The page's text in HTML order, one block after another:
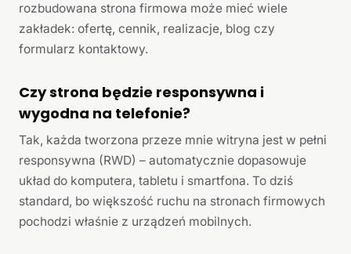
rozbudowana strona firmowa może mieć wiele
zakładek: ofertę, cennik, realizacje, blog czy
formularz kontaktowy.
Czy strona będzie responsywna i
wygodna na telefonie?
Tak, każda tworzona przeze mnie witryna jest w pełni
responsywna (RWD) – automatycznie dopasowuje
układ do komputera, tabletu i smartfona. To dziś
standard, bo większość ruchu na stronach firmowych
pochodzi właśnie z urządzeń mobilnych.